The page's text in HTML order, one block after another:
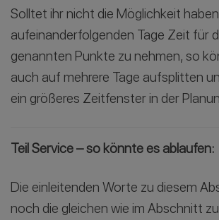
Solltet ihr nicht die Möglichkeit
aufeinanderfolgenden Tage Zeit für
genannten Punkte zu nehmen, so
auch auf mehrere Tage aufsplitten
ein größeres Zeitfenster in der
Teil Service – so könnte es ablaufen:
Die einleitenden Worte zu diesem
noch die gleichen wie im Abschnitt